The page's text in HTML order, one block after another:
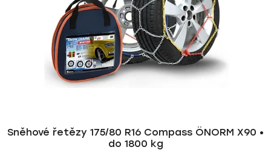
Sněhové řetězy 175/80 R16 Compass ÖNORM X90 •
do 1800 kg